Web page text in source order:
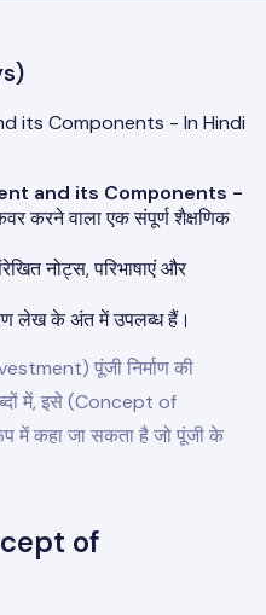
its Components - In Hindi
and its Components -
करने वाला एक संपूर्ण शैक्षणिक
नोट्स, परिभाषाएं और
लेख के अंत में उपलब्ध हैं।
पूंजी निर्माण की
में, इसे (Concept of
में कहा जा सकता है जो पूंजी के
of